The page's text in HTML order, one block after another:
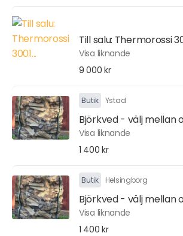
Till salu: Thermorossi
Visa liknande
9 000 kr
Butik Ystad
Björkved - välj mellan
Visa liknande
1 400 kr
Butik Helsingborg
Björkved - välj mellan
Visa liknande
1 400 kr